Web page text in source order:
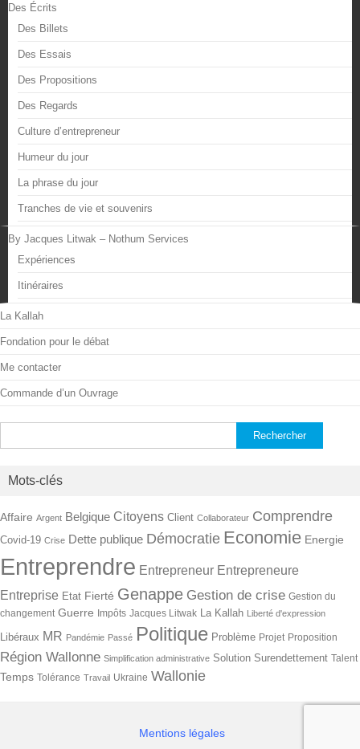
Des Écrits
Des Billets
Des Essais
Des Propositions
Des Regards
Culture d’entrepreneur
Humeur du jour
La phrase du jour
Tranches de vie et souvenirs
By Jacques Litwak – Nothum Services
Expériences
Itinéraires
La Kallah
Fondation pour le débat
Me contacter
Commande d’un Ouvrage
Mots-clés
Affaire Argent Belgique Citoyens Client Collaborateur Comprendre
Covid-19 Crise Dette publique Démocratie Economie Energie
Entreprendre Entrepreneur Entrepreneure
Entreprise Etat Fierté Genappe Gestion de crise Gestion du
changement Guerre Impôts Jacques Litwak La Kallah Liberté d'expression
Libéraux MR Pandémie Passé Politique Problème Projet Proposition
Région Wallonne Simplification administrative Solution Surendettement Talent
Temps Tolérance Travail Ukraine Wallonie
Mentions légales